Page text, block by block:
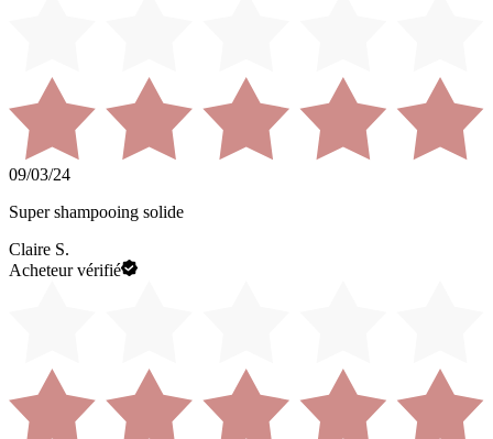
09/03/24
Super shampooing solide
Claire S.
Acheteur vérifié